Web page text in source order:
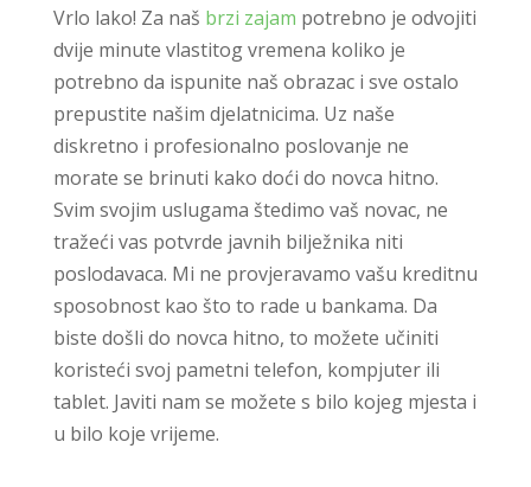
Vrlo lako! Za naš brzi zajam potrebno je odvojiti
dvije minute vlastitog vremena koliko je
potrebno da ispunite naš obrazac i sve ostalo
prepustite našim djelatnicima. Uz naše
diskretno i profesionalno poslovanje ne
morate se brinuti kako doći do novca hitno.
Svim svojim uslugama štedimo vaš novac, ne
tražeći vas potvrde javnih bilježnika niti
poslodavaca. Mi ne provjeravamo vašu kreditnu
sposobnost kao što to rade u bankama. Da
biste došli do novca hitno, to možete učiniti
koristeći svoj pametni telefon, kompjuter ili
tablet. Javiti nam se možete s bilo kojeg mjesta i
u bilo koje vrijeme.